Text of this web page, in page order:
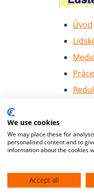
Úvod
O
We use cookies
We may place these for
personalised content and to
information about the cookies
Accept all